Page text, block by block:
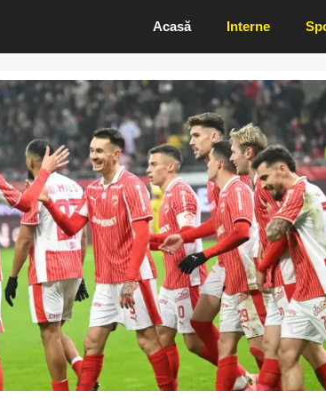
Acasă Interne